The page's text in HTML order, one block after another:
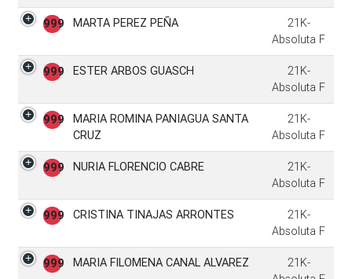
999 MARTA PEREZ PEÑA
21K-
Absoluta F
999 ESTER ARBOS GUASCH
21K-
Absoluta F
999
MARIA ROMINA PANIAGUA SANTA
CRUZ
21K-
Absoluta F
999 NURIA FLORENCIO CABRE
21K-
Absoluta F
999 CRISTINA TINAJAS ARRONTES
21K-
Absoluta F
999 MARIA FILOMENA CANAL ALVAREZ
21K-